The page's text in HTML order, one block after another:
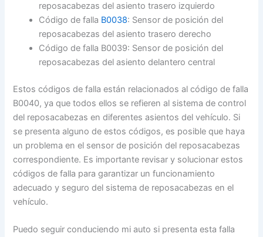
reposacabezas del asiento trasero izquierdo
Código de falla B0038: Sensor de posición del
reposacabezas del asiento trasero derecho
Código de falla B0039: Sensor de posición del
reposacabezas del asiento delantero central
Estos códigos de falla están relacionados al código de falla
B0040, ya que todos ellos se refieren al sistema de control
del reposacabezas en diferentes asientos del vehículo. Si
se presenta alguno de estos códigos, es posible que haya
un problema en el sensor de posición del reposacabezas
correspondiente. Es importante revisar y solucionar estos
códigos de falla para garantizar un funcionamiento
adecuado y seguro del sistema de reposacabezas en el
vehículo.
Puedo seguir conduciendo mi auto si presenta esta falla